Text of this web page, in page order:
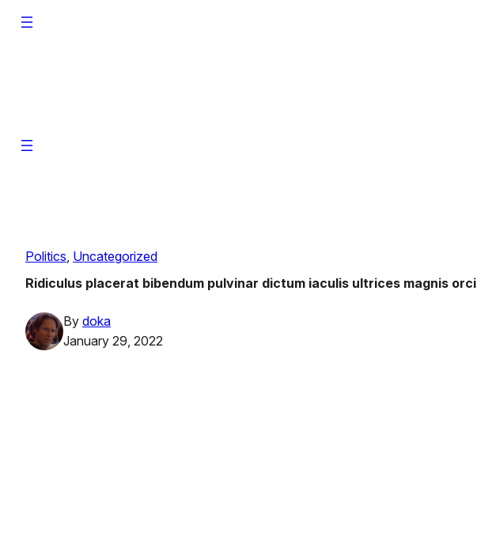
Activate
Homepage
Facebook
Instagram
X
Politics, Uncategorized
Ridiculus placerat bibendum pulvinar dictum iaculis ultrices magnis orci
By doka
January 29, 2022